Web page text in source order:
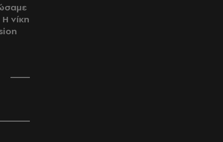
νίκη